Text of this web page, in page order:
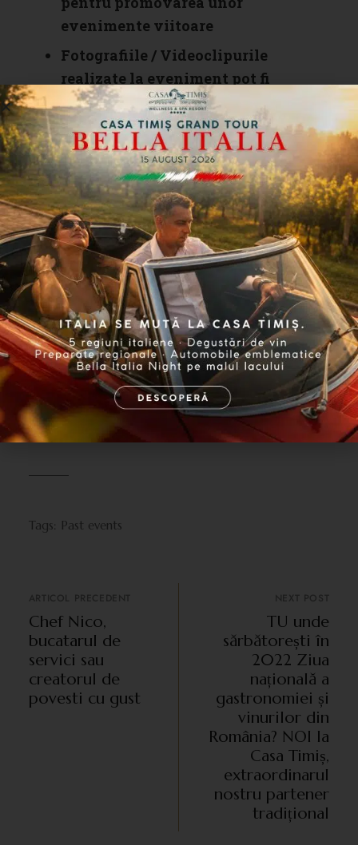
evenimente viitoare
Fotografiile / Videoclipurile
realizate la eveniment pot fi
utilizate pentru materiale
promoționale, publicații, în articole
și pentru scopuri de publicitate /
marketing
Fotografiile / videoclipurile pot fi
partajate cu mass-media sau presa
locală pentru promovarea
evenimentelor similar organizate
de Casa Timiș
Evenimentul tip GastroXperienta
se desfășoară cu respectarea
tuturor regulilor pentru
diminuarea riscului de infectare cu
virusul COVID 19
Tags: Past events
Chef Nico,
bucatarul de
servici sau
creatorul de
povesti cu gust
TU unde
sărbătorești în
2022 Ziua
națională a
gastronomiei și
vinurilor din
România? NOI la
Casa Timiș,
extraordinarul
nostru partener
tradițional